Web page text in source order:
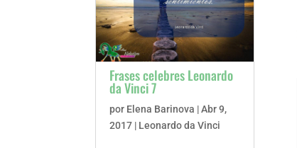
Frases celebres Leonardo
da Vinci 7
por Elena Barinova |Abr 9,
2017 | Leonardo da Vinci